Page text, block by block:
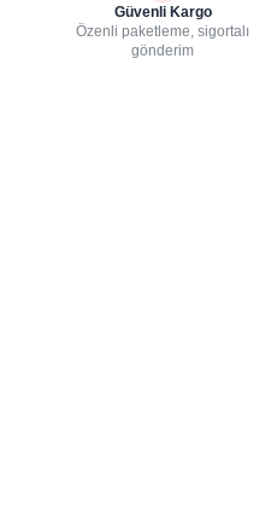
Güvenli Kargo
Özenli paketleme, sigortalı
gönderim